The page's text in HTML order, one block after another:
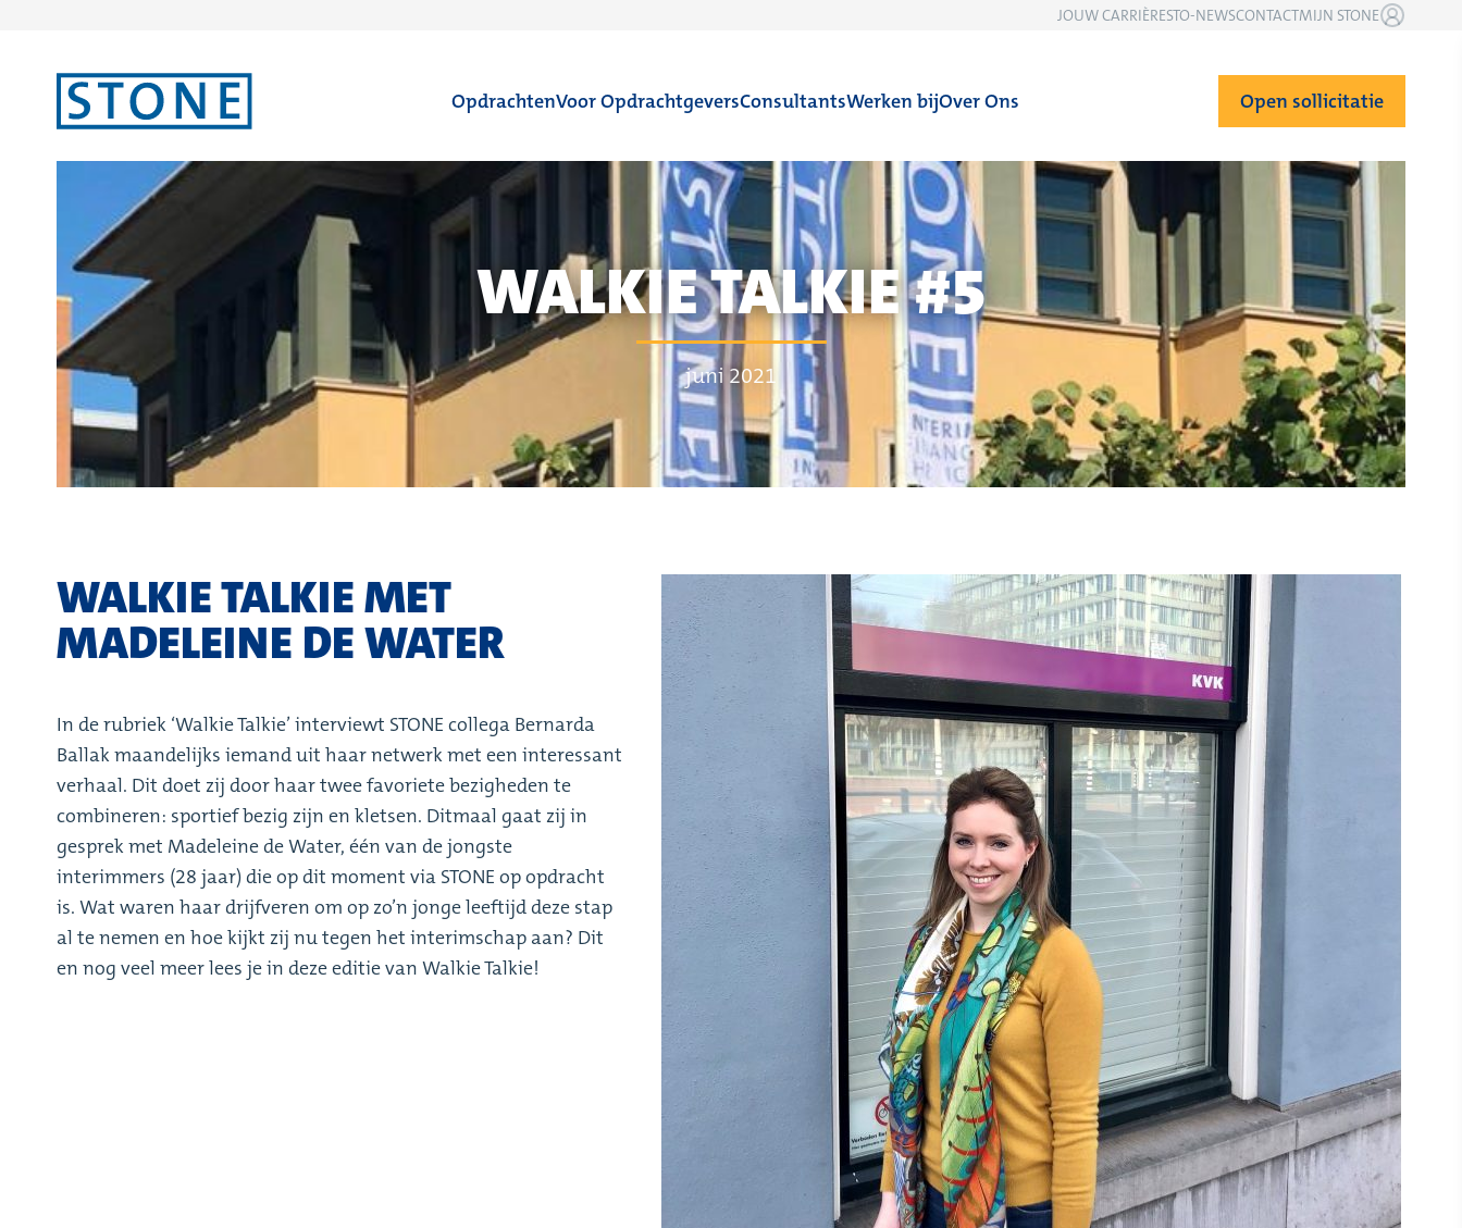
JOUW CARRIÈRESTO-NEWSCONTACTMIJN STONE
Ga
naar
OpdrachtenVoor OpdrachtgeversConsultantsWerken bijOver Ons Open sollicitatie
WALKIE TALKIE #5
juni 2021
WALKIE TALKIE MET
MADELEINE DE WATER
In de rubriek ‘Walkie Talkie’ interviewt STONE collega Bernarda
Ballak maandelijks iemand uit haar netwerk met een interessant
verhaal. Dit doet zij door haar twee favoriete bezigheden te
combineren: sportief bezig zijn en kletsen. Ditmaal gaat zij in
gesprek met Madeleine de Water, één van de jongste
interimmers (28 jaar) die op dit moment via STONE op opdracht
is. Wat waren haar drijfveren om op zo’n jonge leeftijd deze stap
al te nemen en hoe kijkt zij nu tegen het interimschap aan? Dit
en nog veel meer lees je in deze editie van Walkie Talkie!